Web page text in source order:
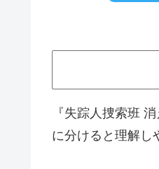
『失踪人捜索班
に分けると理解し